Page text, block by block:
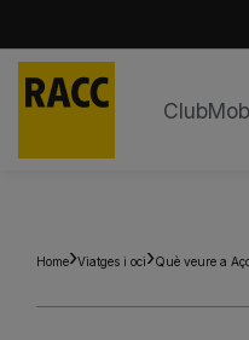
Club
content
Home Viatges i oci Què veure a